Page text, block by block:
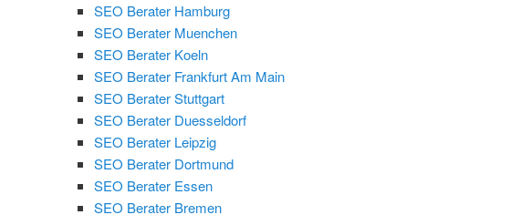
SEO Berater Hamburg
SEO Berater Muenchen
SEO Berater Koeln
SEO Berater Frankfurt Am Main
SEO Berater Stuttgart
SEO Berater Duesseldorf
SEO Berater Leipzig
SEO Berater Dortmund
SEO Berater Essen
SEO Berater Bremen